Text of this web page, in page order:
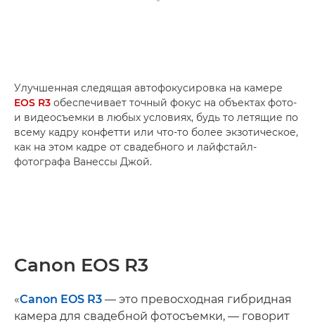
Улучшенная следящая автофокусировка на камере
EOS R3 обеспечивает точный фокус на объектах фото-
и видеосъемки в любых условиях, будь то летящие по
всему кадру конфетти или что-то более экзотическое,
как на этом кадре от свадебного и лайфстайл-
фотографа Ванессы Джой.
Canon EOS R3
«Canon EOS R3 — это превосходная гибридная
камера для свадебной фотосъемки, — говорит